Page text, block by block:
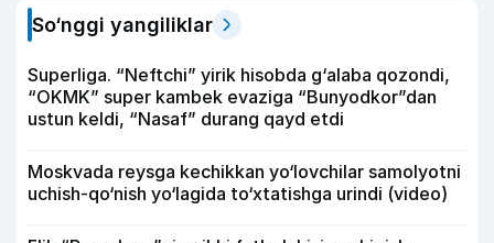
So‘nggi yangiliklar
Superliga. “Neftchi” yirik hisobda g‘alaba qozondi,
“OKMK” super kambek evaziga “Bunyodkor”dan
ustun keldi, “Nasaf” durang qayd etdi
Moskvada reysga kechikkan yo‘lovchilar samolyotni
uchish-qo‘nish yo‘lagida to‘xtatishga urindi (video)